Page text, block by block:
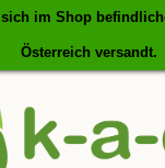
sich im Shop
Österreich versandt.